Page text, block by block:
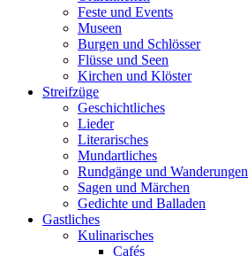
Feste und Events
Museen
Burgen und Schlösser
Flüsse und Seen
Kirchen und Klöster
Streifzüge
Geschichtliches
Lieder
Literarisches
Mundartliches
Rundgänge und Wanderungen
Sagen und Märchen
Gedichte und Balladen
Gastliches
Kulinarisches
Cafés